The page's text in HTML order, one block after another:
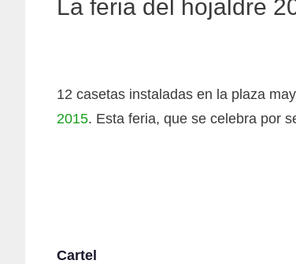
La feria del hojaldre
12 casetas instaladas en la plaza
2015. Esta feria, que se celebra por
Cartel